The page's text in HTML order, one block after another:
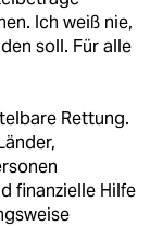
Ich weiß nie,
soll. Für alle
Rettung.
finanzielle Hilfe